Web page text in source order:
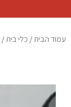
עמוד הבית/ כלי בית/